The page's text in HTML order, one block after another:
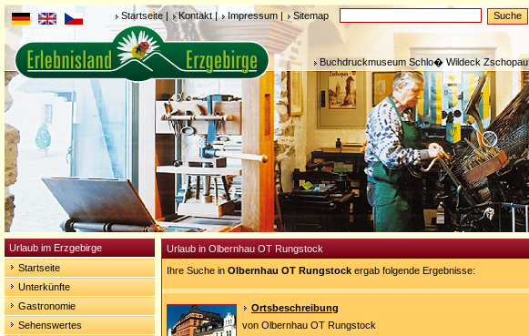
Startseite | Kontakt | Impressum | Sitemap
Buchdruckmuseum Schlo� Wildeck Zschopau
Urlaub im Erzgebirge
Startseite
Unterkünfte
Gastronomie
Sehenswertes
Urlaub in Olbernhau OT Rungstock
Ihre Suche in Olbernhau OT Rungstock ergab folgende Ergebnisse:
Ortsbeschreibung
von Olbernhau OT Rungstock